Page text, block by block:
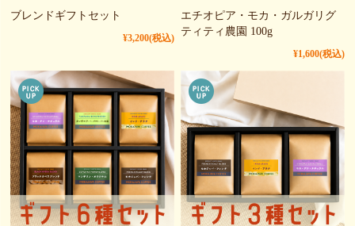
ブレンドギフトセット
¥3,200(税込)
エチオピア・モカ・ガルガリグ
ティティ農園 100g
¥1,600(税込)